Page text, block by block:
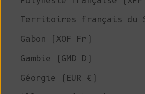
Territoires français du
Gabon (XOF Fr)
Gambie (GMD D)
Géorgie (EUR €)